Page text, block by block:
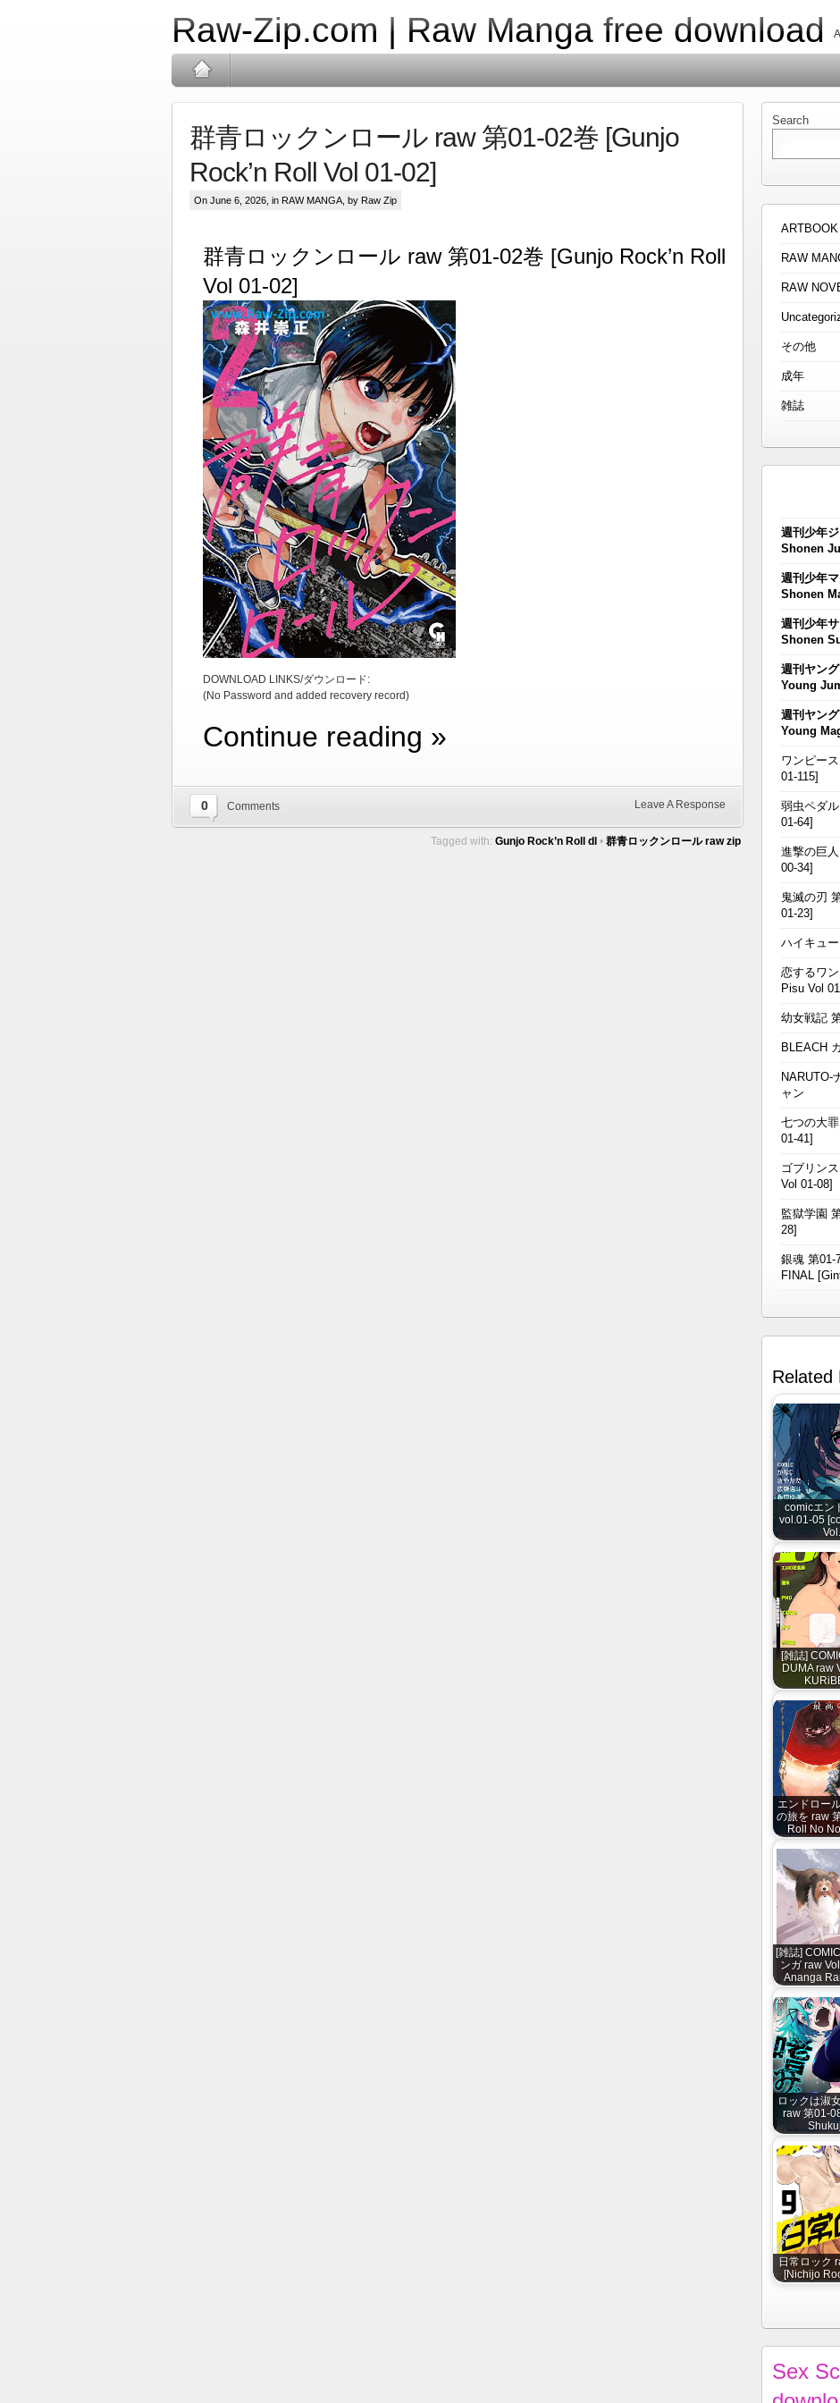
Raw-Zip.com | Raw Manga free download
群青ロックンロール raw 第01-02巻 [Gunjo
Rock’n Roll Vol 01-02]
On June 6, 2026, in RAW MANGA , by Raw Zip
群青ロックンロール raw 第01-02巻 [Gunjo Rock’n Roll
Vol 01-02]
DOWNLOAD LINKS/ダウンロード:
(No Password and added recovery record)
Continue reading »
0 Comments Leave A Response
Tagged with: Gunjo Rock’n Roll dl • 群青ロックンロール raw zip
Search
ARTBOOK
RAW
RAW
その他
成年
雑誌
週刊少年
Shonen
週刊少年
Shonen
週刊少年
Shonen
週刊ヤン
Young
週刊ヤン
Young
ワンピー
01-115]
弱虫ペダ
01-64]
進撃の巨
00-34]
鬼滅の刃
01-23]
ハイキュ
恋するワ
Pisu Vol
幼女戦記
BLEACH
NARUTO-
ャン
七つの大
01-41]
ゴブリン
Vol 01-08]
監獄学園
28]
銀魂 第01-
FINAL
Related
comicエン
vol.01-05
[雑誌]
DUMA raw
エンドロー
の旅を raw
Roll No
[雑誌]
ンガ raw
Ananga
ロックは淑
raw 第01-
日常ロック
[Nichijo
Sex